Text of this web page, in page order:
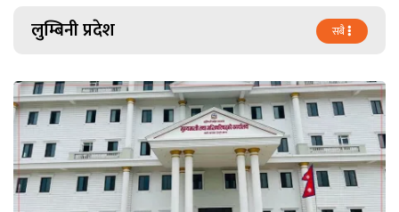
लुम्बिनी प्रदेश सबै